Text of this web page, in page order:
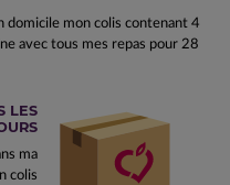
domicile mon colis contenant 4
avec tous mes repas pour 28
LES
ma
colis